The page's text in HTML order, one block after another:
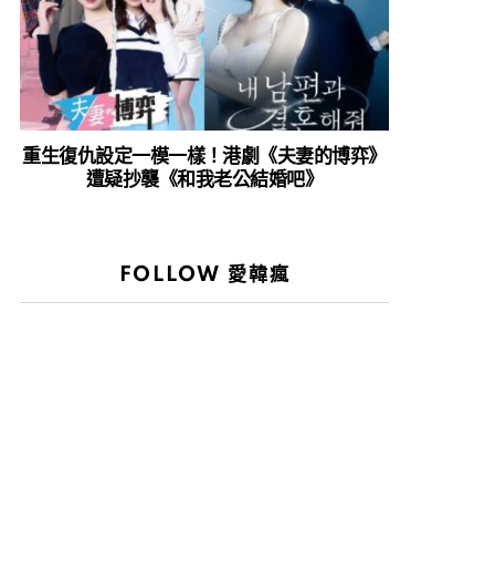
重生復仇設定一模一樣！港劇《夫妻的博弈》
遭疑抄襲《和我老公結婚吧》
FOLLOW 愛韓瘋